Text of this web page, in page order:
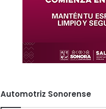
Automotriz Sonorense